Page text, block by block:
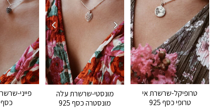
טרופיקל-שרשרת אי
טרופי כסף 925
מונסטי-שרשרת עלה
מונסטרה כסף 925
פייני-
כסף